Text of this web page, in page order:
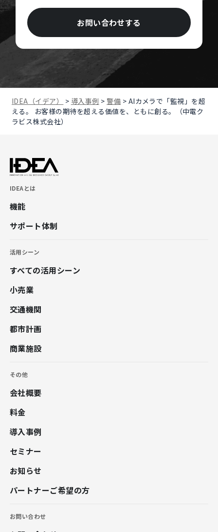
お問い合わせする
IDEA（イデア） > 導入事例 >警備 > AIカメラで「監視」を超
える。 お客様の期待を超える価値を、ともに創る。（中電ク
ラビス株式会社）
IDEAとは
機能
サポート体制
活用シーン
すべての活用シーン
小売業
交通機関
都市計画
商業施設
その他
会社概要
料金
導入事例
セミナー
お知らせ
パートナーご希望の方
お問い合わせ